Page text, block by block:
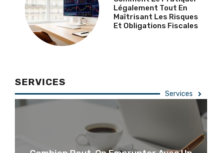
Légalement Tout En
Maîtrisant Les Risques
Et Obligations Fiscales
SERVICES
Services